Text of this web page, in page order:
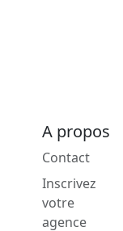
A propos
Contact
Inscrivez
votre
agence